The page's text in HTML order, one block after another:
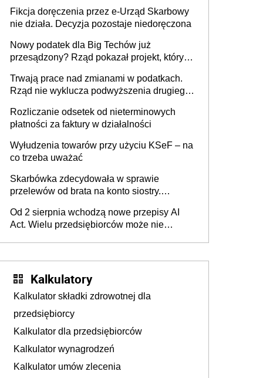
Fikcja doręczenia przez e-Urząd Skarbowy
nie działa. Decyzja pozostaje niedoręczona
Nowy podatek dla Big Techów już
przesądzony? Rząd pokazał projekt, który
Trwają prace nad zmianami w podatkach.
Rząd nie wyklucza podwyższenia drugiego
Rozliczanie odsetek od nieterminowych
płatności za faktury w działalności
Wyłudzenia towarów przy użyciu KSeF – na
co trzeba uważać
Skarbówka zdecydowała w sprawie
przelewów od brata na konto siostry.
darowizna, ale podatku jednak nie będzie
Od 2 sierpnia wchodzą nowe przepisy AI
Act. Wielu przedsiębiorców może nie
Kalkulatory
Kalkulator składki zdrowotnej dla
przedsiębiorcy
Kalkulator dla przedsiębiorców
Kalkulator wynagrodzeń
Kalkulator umów zlecenia